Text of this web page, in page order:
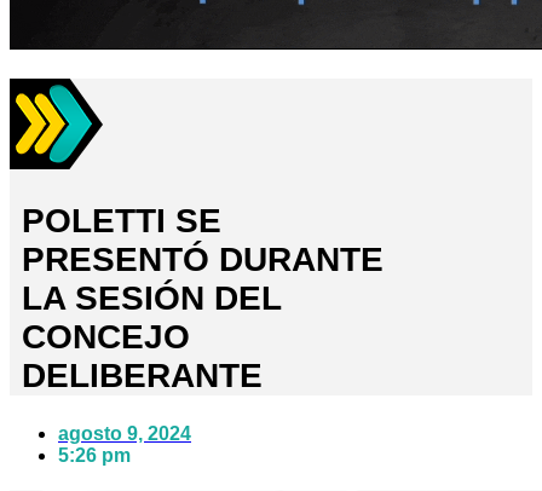
POLETTI SE
PRESENTÓ DURANTE
LA SESIÓN DEL
CONCEJO
DELIBERANTE
agosto 9, 2024
5:26 pm